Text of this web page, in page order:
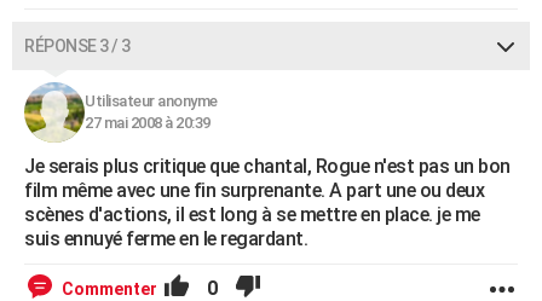
RÉPONSE 3 / 3
Utilisateur anonyme
27 mai 2008 à 20:39
Je serais plus critique que chantal, Rogue n'est pas un bon
film même avec une fin surprenante. A part une ou deux
scènes d'actions, il est long à se mettre en place. je me
suis ennuyé ferme en le regardant.
Commenter 0